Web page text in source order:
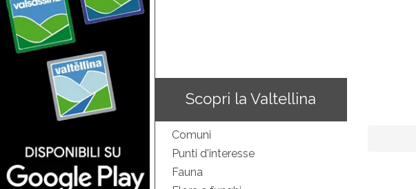
Scopri la Valtellina
Comuni
Punti d'interesse
Fauna